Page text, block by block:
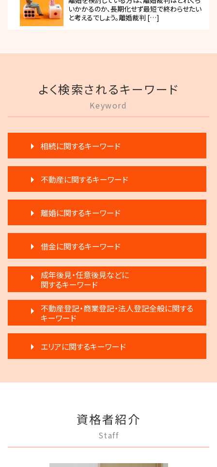
いかかるのか、長期化せず最短で終わらせたい
と考えるでしょう。離婚裁判 […]
よく検索されるキーワード
Keyword
相続に関するキーワード
相続 弁護士
相続登記 義務化 過去の相続
遺言 執行 相続人
相続 弁護士費用
限定承認 相続
生前贈与 弁護士
遺言 執行
相続 遺産分割協議書
遺言 執行 期限
遺産分割 第三者
相続人 調査 費用
遺言 執行 流れ
遺言 執行 いつ
限定承認とは 弁護士
遺言 執行しない
公正証書遺言 証人
相続 分割協議書
不動産に関するキーワード
家賃 滞納 法的措置
家賃 値上げ 交渉
家賃滞納 強制退去
再開発 立ち退き
不動産 弁護士
不動産 売る
不動産 明け渡し 調停
家賃 滞納 引越し
不動産 明け渡し請求
家賃 滞納 延滞料
賃料増額 借地借家法
不動産 明け渡し 期間
家賃 滞納 対応
不動産売買契約 注意点
不動産 生前贈与
不動産 明け渡し 弁護士
離婚に関するキーワード
離婚 円満
離婚 話し合い
離婚 新しい戸籍
離婚調停 不利な発言
離婚 子供 影響
離婚 子供 戸籍
協議離婚 弁護士
離婚 慰謝料
離婚 不倫 慰謝料
親権争い 父親が勝つ場合
離婚 浮気
借金に関するキーワード
借金 弁護士
破産 法人
民事再生 弁護士
民事再生 弁済額
民事再生法 個人
破産 賠償金
個人再生 メリット
民事再生法とは 法人
借金返済
成年後見・任意後見などに
関するキーワード
任意後見制度 家族信託
家族信託 できること
成年後見人制度 申し立て
成年後見 弁護士
任意後見制度 申し立て
家族信託 弁護士
任意後見制度 できること
任意後見制度 法律
不動産登記・商業登記・法人登記全般に関する
キーワード
商業登記 弁護士
法人登記 個人事業主
不動産登記 弁護士
商業登記 不動産登記 違い
不動産登記 売買
エリアに関するキーワード
多摩市 離婚 相談
府中市 離婚 相談
府中市 不動産トラブル
資格者紹介
Staff